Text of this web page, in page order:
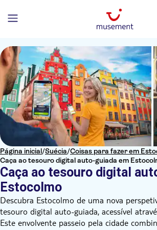
Página inicial/Suécia/Coisas para fazer em
Caça ao tesouro digital auto-guiada em
Caça ao tesouro digital
Estocolmo
Descubra Estocolmo de uma nova
tesouro digital auto-guiada, acessível
Este envolvente passeio pela cidade